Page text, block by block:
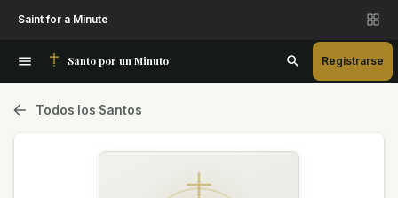
Saint for a Minute
Santo por un Minuto Registrarse
Todos los Santos